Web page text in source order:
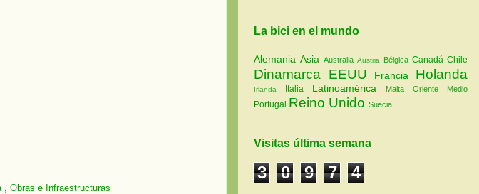
Obras e Infraestructuras
La bici en el mundo
Alemania Asia Australia Austria Bélgica Canadá Chile
Dinamarca EEUU Francia Holanda
Irlanda Italia Latinoamérica Malta Oriente Medio
Portugal Reino Unido Suecia
Visitas última semana
3 0 9 7 4